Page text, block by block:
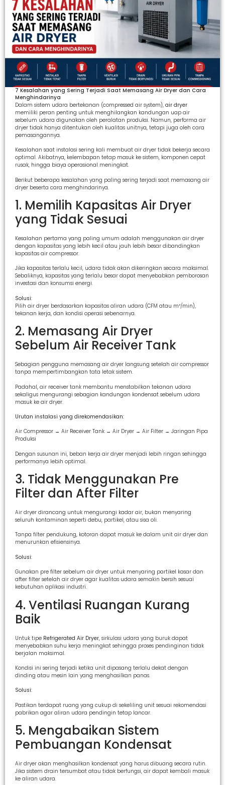
7 Kesalahan yang Sering Terjadi Saat Memasang Air Dryer dan Cara
Menghindarinya
Dalam sistem udara bertekanan (compressed air system), air dryer
memiliki peran penting untuk menghilangkan kandungan uap air
sebelum udara digunakan oleh peralatan produksi. Namun, performa air
dryer tidak hanya ditentukan oleh kualitas unitnya, tetapi juga oleh cara
pemasangannya.
Kesalahan saat instalasi sering kali membuat air dryer tidak bekerja secara
optimal. Akibatnya, kelembapan tetap masuk ke sistem, komponen cepat
rusak, hingga biaya operasional meningkat.
Berikut beberapa kesalahan yang paling sering terjadi saat memasang air
dryer beserta cara menghindarinya.
1. Memilih Kapasitas Air Dryer
yang Tidak Sesuai
Kesalahan pertama yang paling umum adalah menggunakan air dryer
dengan kapasitas yang lebih kecil atau jauh lebih besar dibandingkan
kapasitas air compressor.
Jika kapasitas terlalu kecil, udara tidak akan dikeringkan secara maksimal.
Sebaliknya, kapasitas yang terlalu besar dapat menyebabkan pemborosan
investasi dan konsumsi energi.
Solusi:
Pilih air dryer berdasarkan kapasitas aliran udara (CFM atau m³/min),
tekanan kerja, dan kondisi operasi sebenarnya.
2. Memasang Air Dryer
Sebelum Air Receiver Tank
Sebagian pengguna memasang air dryer langsung setelah air compressor
tanpa mempertimbangkan tata letak sistem.
Padahal, air receiver tank membantu menstabilkan tekanan udara
sekaligus mengurangi sebagian kandungan kondensat sebelum udara
masuk ke air dryer.
Urutan instalasi yang direkomendasikan:
Air Compressor → Air Receiver Tank → Air Dryer → Air Filter → Jaringan Pipa
Produksi
Dengan susunan ini, beban kerja air dryer menjadi lebih ringan sehingga
performanya lebih optimal.
3. Tidak Menggunakan Pre
Filter dan After Filter
Air dryer dirancang untuk mengurangi kadar air, bukan menyaring
seluruh kontaminan seperti debu, partikel, atau sisa oli.
Tanpa filter pendukung, kotoran dapat masuk ke dalam unit air dryer dan
menurunkan efisiensinya.
Solusi:
Gunakan pre filter sebelum air dryer untuk menyaring partikel kasar dan
after filter setelah air dryer agar kualitas udara semakin bersih sesuai
kebutuhan aplikasi industri.
4. Ventilasi Ruangan Kurang
Baik
Untuk tipe Refrigerated Air Dryer, sirkulasi udara yang buruk dapat
menyebabkan suhu kerja meningkat sehingga proses pendinginan tidak
berjalan maksimal.
Kondisi ini sering terjadi ketika unit dipasang terlalu dekat dengan
dinding atau mesin lain yang menghasilkan panas.
Solusi:
Pastikan terdapat ruang yang cukup di sekeliling unit sesuai rekomendasi
pabrikan agar aliran udara pendingin tetap lancar.
5. Mengabaikan Sistem
Pembuangan Kondensat
Air dryer akan menghasilkan kondensat yang harus dibuang secara rutin.
Jika sistem drain tersumbat atau tidak berfungsi, air dapat kembali masuk
ke aliran udara.